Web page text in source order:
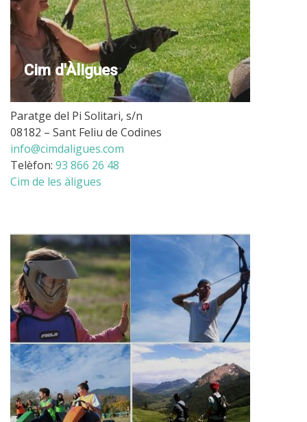
Cim d'Àligues
Paratge del Pi Solitari, s/n
08182 – Sant Feliu de Codines
info@cimdaligues.com
Telèfon: 93 866 26 48
Cim de les àligues